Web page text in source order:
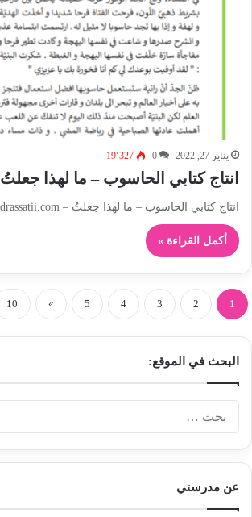
يناير 27, 2022 0 19٬327
انتاج كتابي الحاسوب – ما لهذا جعلتُ
انتاج كتابي الحاسوب – ما لهذا جعلتُ – madrassatii.com
أكمل القراءة »
1
2
3
4
5
»
10
البحث في الموقع:
عن مدرستي